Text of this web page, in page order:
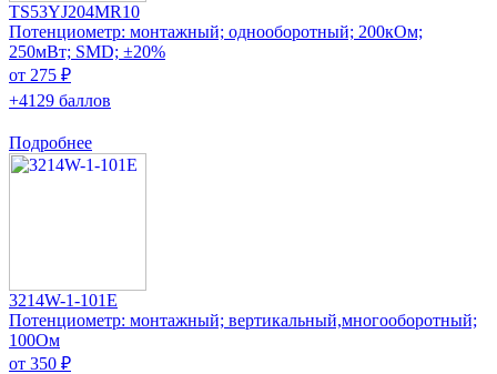
TS53YJ204MR10
Потенциометр: монтажный; однооборотный; 200кОм;
250мВт; SMD; ±20%
от 275 ₽
+4129 баллов
Подробнее
3214W-1-101E
Потенциометр: монтажный; вертикальный,многооборотный;
100Ом
от 350 ₽